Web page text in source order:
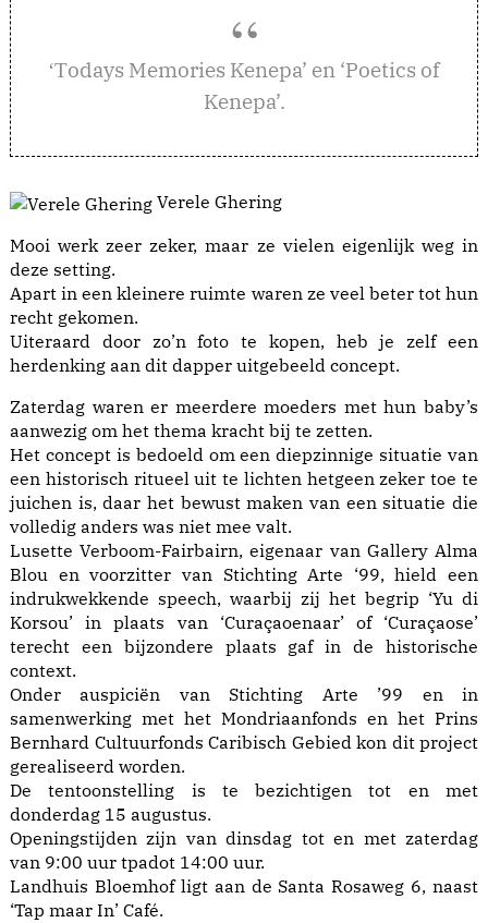
‘Todays Memories Kenepa’ en ‘Poetics of
Kenepa’.
Verele Ghering
Mooi werk zeer zeker, maar ze vielen eigenlijk weg in
deze setting.
Apart in een kleinere ruimte waren ze veel beter tot hun
recht gekomen.
Uiteraard door zo’n foto te kopen, heb je zelf een
herdenking aan dit dapper uitgebeeld concept.
Zaterdag waren er meerdere moeders met hun baby’s
aanwezig om het thema kracht bij te zetten.
Het concept is bedoeld om een diepzinnige situatie van
een historisch ritueel uit te lichten hetgeen zeker toe te
juichen is, daar het bewust maken van een situatie die
volledig anders was niet mee valt.
Lusette Verboom-Fairbairn, eigenaar van Gallery Alma
Blou en voorzitter van Stichting Arte ‘99, hield een
indrukwekkende speech, waarbij zij het begrip ‘Yu di
Korsou’ in plaats van ‘Curaçaoenaar’ of ‘Curaçaose’
terecht een bijzondere plaats gaf in de historische
context.
Onder auspiciën van Stichting Arte ’99 en in
samenwerking met het Mondriaanfonds en het Prins
Bernhard Cultuurfonds Caribisch Gebied kon dit project
gerealiseerd worden.
De tentoonstelling is te bezichtigen tot en met
donderdag 15 augustus.
Openingstijden zijn van dinsdag tot en met zaterdag
van 9:00 uur tpadot 14:00 uur.
Landhuis Bloemhof ligt aan de Santa Rosaweg 6, naast
‘Tap maar In’ Café.